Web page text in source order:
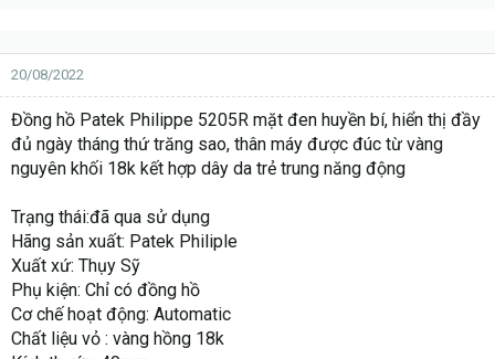
20/08/2022
Đồng hồ Patek Philippe 5205R mặt đen huyền bí, hiển thị đầy
đủ ngày tháng thứ trăng sao, thân máy được đúc từ vàng
nguyên khối 18k kết hợp dây da trẻ trung năng động
Trạng thái:đã qua sử dụng
Hãng sản xuất: Patek Philiple
Xuất xứ: Thụy Sỹ
Phụ kiện: Chỉ có đồng hồ
Cơ chế hoạt động: Automatic
Chất liệu vỏ : vàng hồng 18k